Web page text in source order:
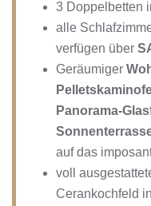
3 Doppelbetten
alle
verfügen über
Geräumiger
Panorama-
auf das
voll
Cerankochfeld